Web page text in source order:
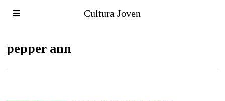
Cultura Joven
pepper ann